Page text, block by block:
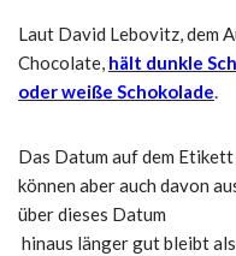
Laut David Lebovitz, dem
Chocolate, hält dunkle
oder weiße Schokolade.
Das Datum auf dem
können aber auch davon
über dieses Datum
hinaus länger gut bleibt